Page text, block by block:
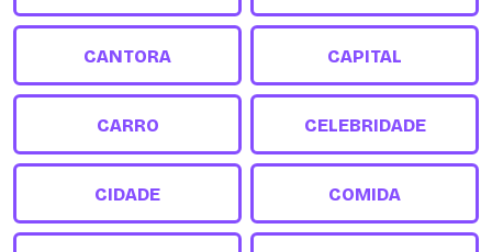
CANTORA CAPITAL
CARRO CELEBRIDADE
CIDADE COMIDA